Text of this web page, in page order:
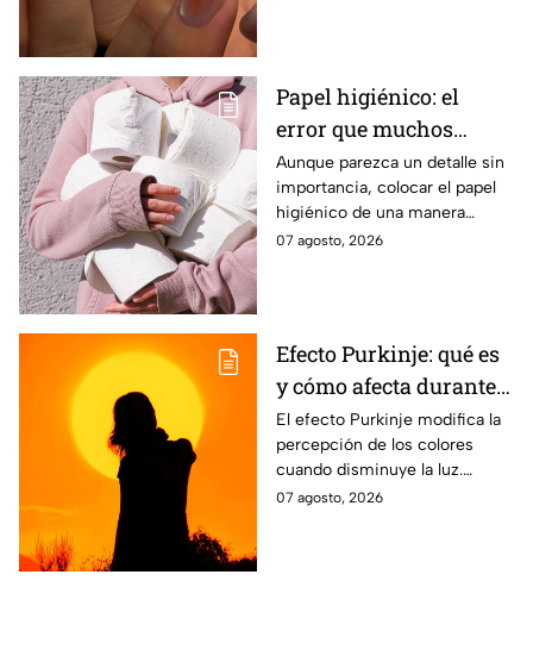
Papel higiénico: el
error que muchos
cometen al colocarlo
Aunque parezca un detalle sin
importancia, colocar el papel
higiénico de una manera
específica puede favorecer la
07 agosto, 2026
Efecto Purkinje: qué es
y cómo afecta durante
un eclipse
El efecto Purkinje modifica la
percepción de los colores
cuando disminuye la luz.
Conoce por qué el verde y el
07 agosto, 2026